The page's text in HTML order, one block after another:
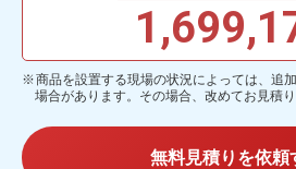
商品を設置する現場の状況によっては、追
場合があります。その場合、改めてお見積
無料見積りを依頼